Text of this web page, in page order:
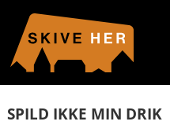
SPILD IKKE MIN DRIK